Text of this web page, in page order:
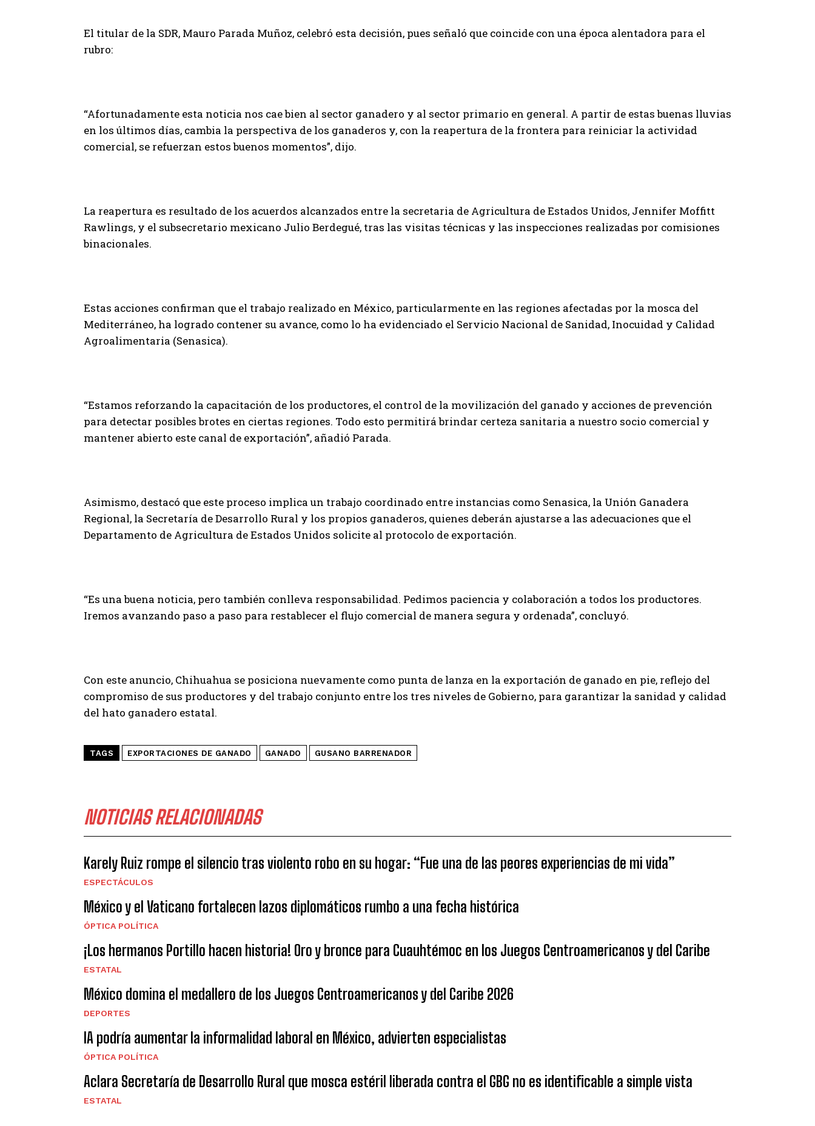
El titular de la SDR, Mauro Parada Muñoz, celebró esta decisión, pues señaló que coincide con una época alentadora para el
rubro:
“Afortunadamente esta noticia nos cae bien al sector ganadero y al sector primario en general. A partir de estas buenas lluvias
en los últimos días, cambia la perspectiva de los ganaderos y, con la reapertura de la frontera para reiniciar la actividad
comercial, se refuerzan estos buenos momentos”, dijo.
La reapertura es resultado de los acuerdos alcanzados entre la secretaria de Agricultura de Estados Unidos, Jennifer Moffitt
Rawlings, y el subsecretario mexicano Julio Berdegué, tras las visitas técnicas y las inspecciones realizadas por comisiones
binacionales.
Estas acciones confirman que el trabajo realizado en México, particularmente en las regiones afectadas por la mosca del
Mediterráneo, ha logrado contener su avance, como lo ha evidenciado el Servicio Nacional de Sanidad, Inocuidad y Calidad
Agroalimentaria (Senasica).
“Estamos reforzando la capacitación de los productores, el control de la movilización del ganado y acciones de prevención
para detectar posibles brotes en ciertas regiones. Todo esto permitirá brindar certeza sanitaria a nuestro socio comercial y
mantener abierto este canal de exportación”, añadió Parada.
Asimismo, destacó que este proceso implica un trabajo coordinado entre instancias como Senasica, la Unión Ganadera
Regional, la Secretaría de Desarrollo Rural y los propios ganaderos, quienes deberán ajustarse a las adecuaciones que el
Departamento de Agricultura de Estados Unidos solicite al protocolo de exportación.
“Es una buena noticia, pero también conlleva responsabilidad. Pedimos paciencia y colaboración a todos los productores.
Iremos avanzando paso a paso para restablecer el flujo comercial de manera segura y ordenada”, concluyó.
Con este anuncio, Chihuahua se posiciona nuevamente como punta de lanza en la exportación de ganado en pie, reflejo del
compromiso de sus productores y del trabajo conjunto entre los tres niveles de Gobierno, para garantizar la sanidad y calidad
del hato ganadero estatal.
TAGS EXPORTACIONES DE GANADO GANADO GUSANO BARRENADOR
NOTICIAS RELACIONADAS
Karely Ruiz rompe el silencio tras violento robo en su hogar: “Fue una de las peores experiencias de mi vida”
ESPECTÁCULOS
México y el Vaticano fortalecen lazos diplomáticos rumbo a una fecha histórica
ÓPTICA POLÍTICA
¡Los hermanos Portillo hacen historia! Oro y bronce para Cuauhtémoc en los Juegos Centroamericanos y del Caribe
ESTATAL
México domina el medallero de los Juegos Centroamericanos y del Caribe 2026
DEPORTES
IA podría aumentar la informalidad laboral en México, advierten especialistas
ÓPTICA POLÍTICA
Aclara Secretaría de Desarrollo Rural que mosca estéril liberada contra el GBG no es identificable a simple vista
ESTATAL